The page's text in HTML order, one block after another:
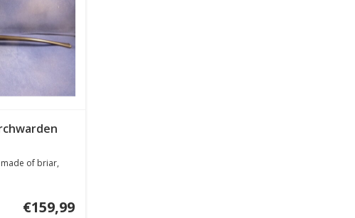
of briar,
€159,99